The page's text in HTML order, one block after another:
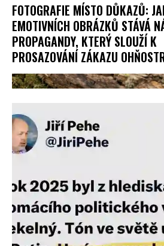
FOTOGRAFIE MÍSTO DŮKAZŮ:
EMOTIVNÍCH OBRÁZKŮ STÁVÁ
PROPAGANDY, KTERÝ SLOUŽÍ K
PROSAZOVÁNÍ ZÁKAZU